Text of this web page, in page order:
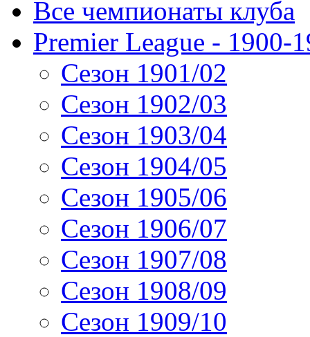
Все чемпионаты клуба
Premier League - 1900-
Сезон 1901/02
Сезон 1902/03
Сезон 1903/04
Сезон 1904/05
Сезон 1905/06
Сезон 1906/07
Сезон 1907/08
Сезон 1908/09
Сезон 1909/10